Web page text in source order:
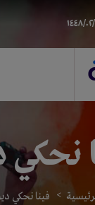
نحكي
فينا نحكي